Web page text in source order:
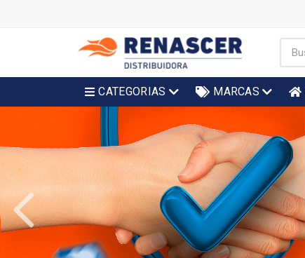
CATEGORIAS MARCAS